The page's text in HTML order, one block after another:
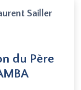
Sailler
du Père